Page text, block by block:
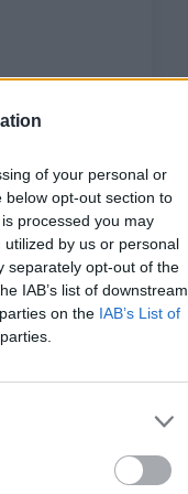
of your personal or
opt-out section to
processed you may
by us or personal
separately opt-out of the
IAB’s list of downstream
on the IAB’s List of